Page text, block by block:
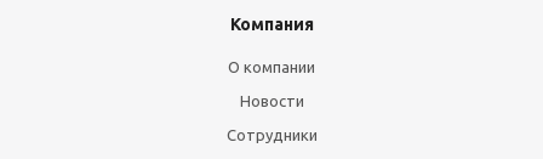
Компания
О компании
Новости
Сотрудники